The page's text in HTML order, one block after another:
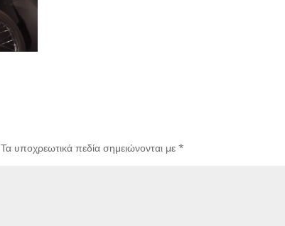
Τα υποχρεωτικά πεδία σημειώνονται με*